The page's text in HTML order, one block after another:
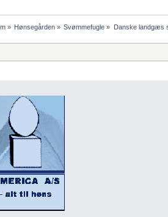
» Hønsegården» Svømmefugle » Danske landgæs